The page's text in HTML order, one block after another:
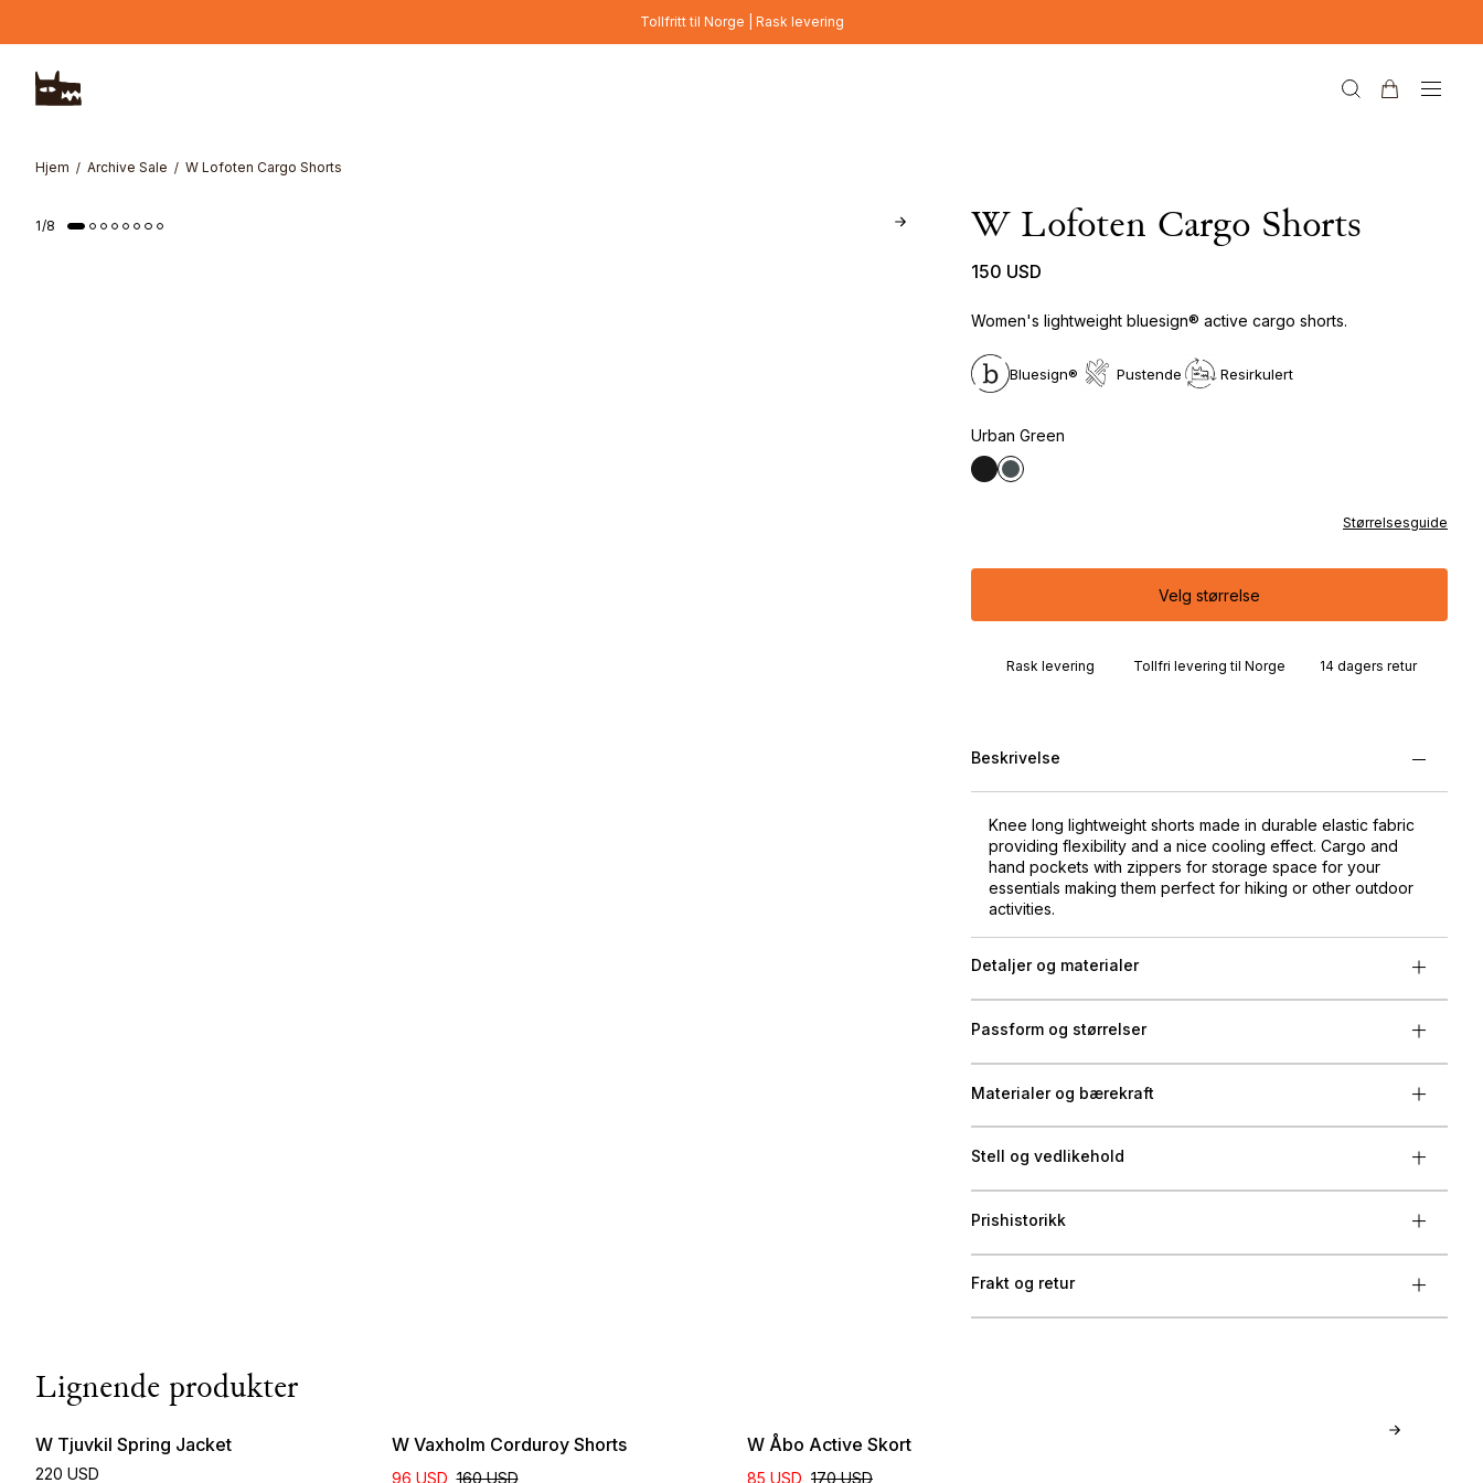
Tollfritt til Norge | Rask levering
Hjem Archive Sale W Lofoten Cargo Shorts
1/8 W Lofoten Cargo Shorts
150 USD
Women's lightweight bluesign® active cargo shorts.
Bluesign® Pustende Resirkulert
Urban Green
Størrelsesguide
Velg størrelse
Rask levering Tollfri levering til Norge 14 dagers retur
Beskrivelse
Knee long lightweight shorts made in durable elastic fabric
providing flexibility and a nice cooling effect. Cargo and
hand pockets with zippers for storage space for your
essentials making them perfect for hiking or other outdoor
activities.
Detaljer og materialer
Passform og størrelser
Materialer og bærekraft
Stell og vedlikehold
Prishistorikk
Frakt og retur
Lignende produkter
W Tjuvkil Spring Jacket
220 USD
W Vaxholm Corduroy Shorts
96 USD 160 USD
W Åbo Active Skort
85 USD 170 USD